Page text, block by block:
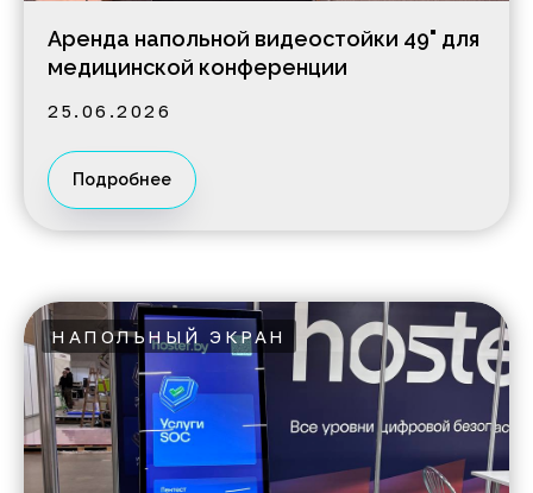
Аренда напольной видеостойки 49" для
медицинской конференции
25.06.2026
Подробнее
НАПОЛЬНЫЙ ЭКРАН